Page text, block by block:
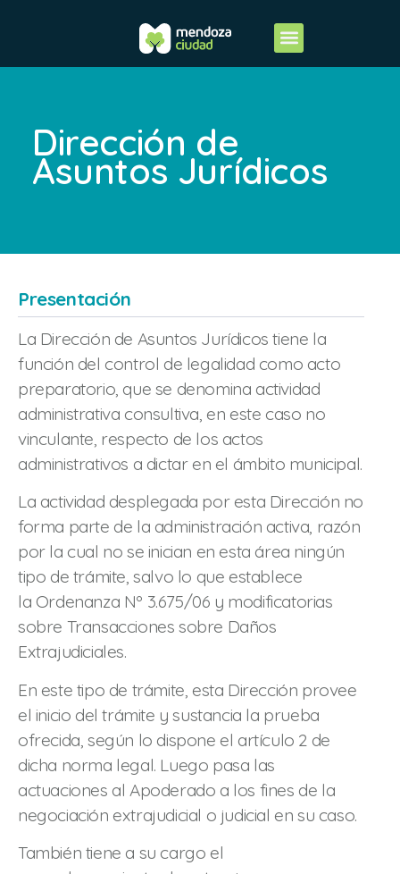
Dirección de
Asuntos Jurídicos
Presentación
La Dirección de Asuntos Jurídicos tiene la
función del control de legalidad como acto
preparatorio, que se denomina actividad
administrativa consultiva, en este caso no
vinculante, respecto de los actos
administrativos a dictar en el ámbito municipal.
La actividad desplegada por esta Dirección no
forma parte de la administración activa, razón
por la cual no se inician en esta área ningún
tipo de trámite, salvo lo que establece
la Ordenanza Nº 3.675/06 y modificatorias
sobre Transacciones sobre Daños
Extrajudiciales.
En este tipo de trámite, esta Dirección provee
el inicio del trámite y sustancia la prueba
ofrecida, según lo dispone el artículo 2 de
dicha norma legal. Luego pasa las
actuaciones al Apoderado a los fines de la
negociación extrajudicial o judicial en su caso.
También tiene a su cargo el